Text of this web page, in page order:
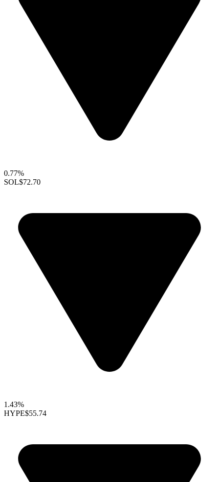
0.77%
SOL$72.70
1.43%
HYPE$55.74